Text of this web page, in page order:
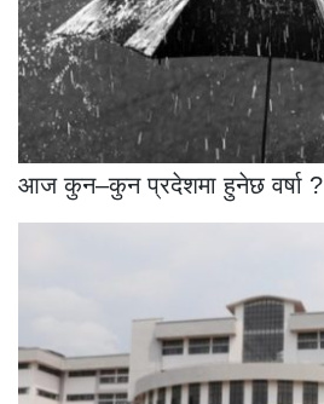
आज कुन–कुन प्रदेशमा हुनेछ वर्षा ?